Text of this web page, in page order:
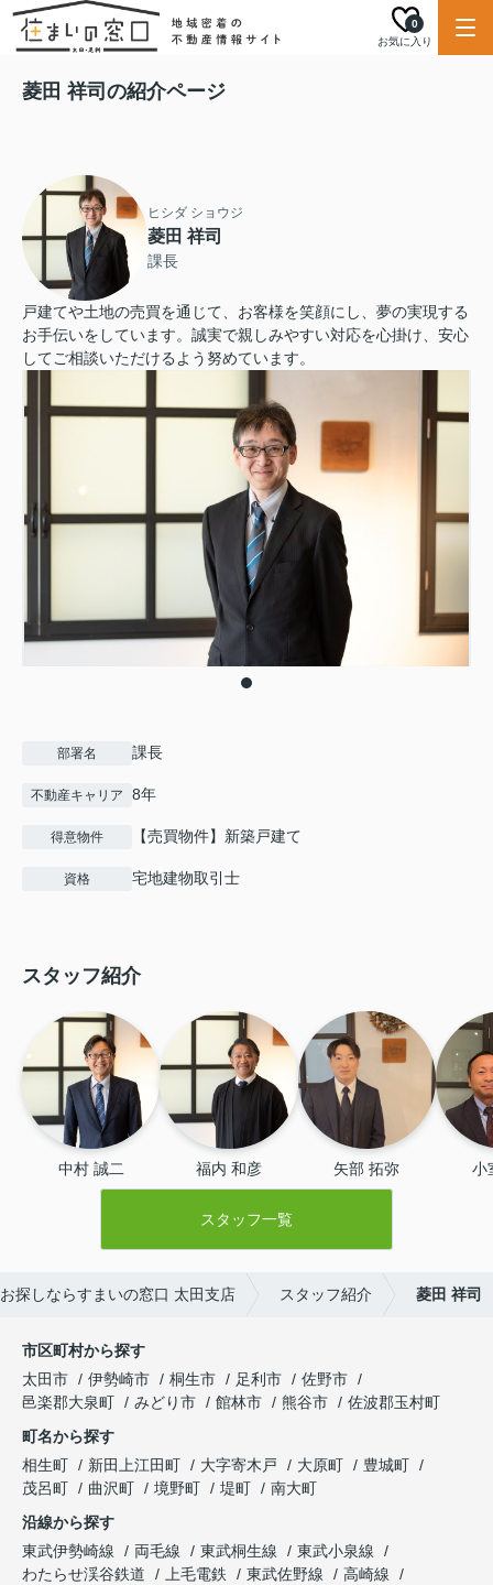
お気に入り
0
菱田 祥司の紹介ページ
ヒシダ ショウジ
菱田 祥司
課長
戸建てや土地の売買を通じて、お客様を笑顔にし、夢の実現する
お手伝いをしています。誠実で親しみやすい対応を心掛け、安心
してご相談いただけるよう努めています。
部署名 課長
不動産キャリア 8年
得意物件 【売買物件】新築戸建て
資格 宅地建物取引士
スタッフ紹介
中村 誠二 福内 和彦 矢部 拓弥 小
スタッフ一覧
探しならすまいの窓口 太田支店 スタッフ紹介 菱田 祥司
市区町村から探す
太田市
伊勢崎市 桐生市 足利市
佐野市
邑楽郡大泉町
みどり市 館林市 熊谷市
佐波郡玉村町
町名から探す
相生町
新田上江田町 大字寄木戸 大原町
豊城町
茂呂町
曲沢町 境野町 堤町
南大町
沿線から探す
東武伊勢崎線
両毛線 東武桐生線
東武小泉線
わたらせ渓谷鉄道
上毛電鉄 東武佐野線
高崎線